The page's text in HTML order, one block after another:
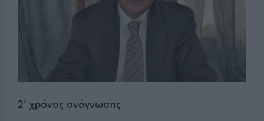
2' χρόνος ανάγνωσης